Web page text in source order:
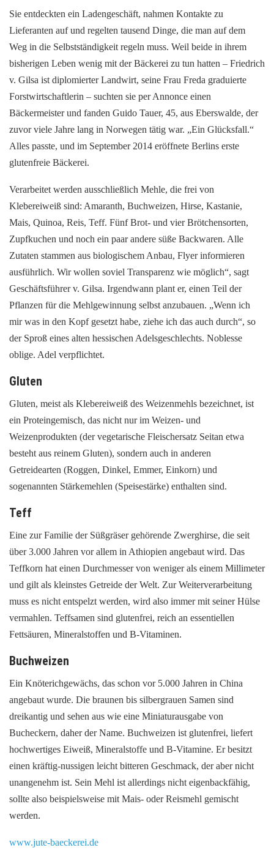
Sie entdeckten ein Ladengeschäft, nahmen Kontakte zu
Lieferanten auf und regelten tausend Dinge, die man auf dem
Weg in die Selbstständigkeit regeln muss. Weil beide in ihrem
bisherigen Leben wenig mit der Bäckerei zu tun hatten – Friedrich
v. Gilsa ist diplomierter Landwirt, seine Frau Freda graduierte
Forstwirtschaftlerin – suchten sie per Annonce einen
Bäckermeister und fanden Guido Tauer, 45, aus Eberswalde, der
zuvor viele Jahre lang in Norwegen tätig war. „Ein Glücksfall.“
Alles passte, und im September 2014 eröffnete Berlins erste
glutenfreie Bäckerei.
Verarbeitet werden ausschließlich Mehle, die frei von
Klebereiweiß sind: Amaranth, Buchweizen, Hirse, Kastanie,
Mais, Quinoa, Reis, Teff. Fünf Brot- und vier Brötchensorten,
Zupfkuchen und noch ein paar andere süße Backwaren. Alle
Zutaten stammen aus biologischem Anbau, Flyer informieren
ausführlich. Wir wollen soviel Transparenz wie möglich“, sagt
Geschäftsführer v. Gilsa. Irgendwann plant er, einen Teil der
Pflanzen für die Mehlgewinnung selbst anzubauen. „Wenn ich
mir was in den Kopf gesetzt habe, ziehe ich das auch durch“, so
der Sproß eines alten hessischen Adelsgeschlechts. Noblesse
oblige. Adel verpflichtet.
Gluten
Gluten, meist als Klebereiweiß des Weizenmehls bezeichnet, ist
ein Proteingemisch, das nicht nur im Weizen- und
Weizenprodukten (der vegetarische Fleischersatz Seitan etwa
besteht aus reinem Gluten), sondern auch in anderen
Getreidearten (Roggen, Dinkel, Emmer, Einkorn) und
sogenannten Stärkemehlen (Speisestärke) enthalten sind.
Teff
Eine zur Familie der Süßgräser gehörende Zwerghirse, die seit
über 3.000 Jahren vor allem in Athiopien angebaut wird. Das
Teffkorn hat einen Durchmesser von weniger als einem Millimeter
und gilt als kleinstes Getreide der Welt. Zur Weiterverarbeitung
muss es nicht entspelzt werden, wird also immer mit seiner Hülse
vermahlen. Teffsamen sind glutenfrei, reich an essentiellen
Fettsäuren, Mineralstoffen und B-Vitaminen.
Buchweizen
Ein Knöterichgewächs, das schon vor 5.000 Jahren in China
angebaut wurde. Die braunen bis silbergrauen Samen sind
dreikantig und sehen aus wie eine Miniaturausgabe von
Bucheckern, daher der Name. Buchweizen ist glutenfrei, liefert
hochwertiges Eiweiß, Mineralstoffe und B-Vitamine. Er besitzt
einen kräftig-nussigen leicht bitteren Geschmack, der aber nicht
unangenehm ist. Sein Mehl ist allerdings nicht eigenbackfähig,
sollte also beispielsweise mit Mais- oder Reismehl gemischt
werden.
www.jute-baeckerei.de